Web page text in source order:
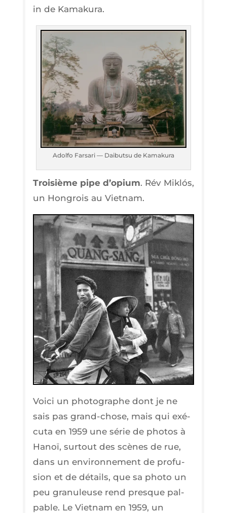
in de Kamakura.
Adol­fo Far­sa­ri — Dai­but­su de Kamakura
Troi­sième pipe d’o­pium. Rév Miklós,
un Hon­grois au Vietnam.
Voi­ci un pho­to­graphe dont je ne
sais pas grand-chose, mais qui exé­
cu­ta en 1959 une série de pho­tos à
Hanoï, sur­tout des scènes de rue,
dans un envi­ron­ne­ment de pro­fu­
sion et de détails, que sa pho­to un
peu gra­nu­leuse rend presque pal­
pable. Le Viet­nam en 1959, un